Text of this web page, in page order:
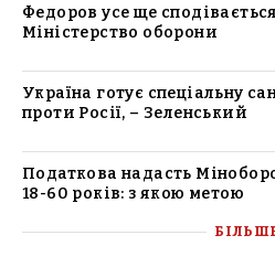
Федоров усе ще
Міністерство оборони
Україна готує спеціальну
проти Росії, – Зеленський
Податкова надасть
18-60 років: з якою метою